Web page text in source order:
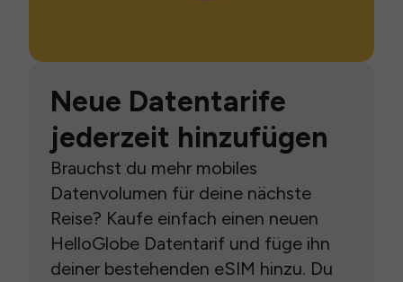
Neue Datentarife
jederzeit hinzufügen
Brauchst du mehr mobiles
Datenvolumen für deine nächste
Reise? Kaufe einfach einen neuen
HelloGlobe Datentarif und füge ihn
deiner bestehenden eSIM hinzu. Du